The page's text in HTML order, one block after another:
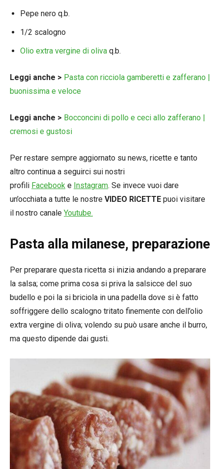
Pepe nero q.b.
1/2 scalogno
Olio extra vergine di oliva q.b.
Leggi anche > Pasta con ricciola gamberetti e zafferano |
buonissima e veloce
Leggi anche > Bocconcini di pollo e ceci allo zafferano |
cremosi e gustosi
Per restare sempre aggiornato su news, ricette e tanto
altro continua a seguirci sui nostri
profili Facebook e Instagram. Se invece vuoi dare
un’occhiata a tutte le nostre VIDEO RICETTE puoi visitare
il nostro canale Youtube.
Pasta alla milanese, preparazione
Per preparare questa ricetta si inizia andando a preparare
la salsa; come prima cosa si priva la salsicce del suo
budello e poi la si briciola in una padella dove si è fatto
soffriggere dello scalogno tritato finemente con dell’olio
extra vergine di oliva; volendo su può usare anche il burro,
ma questo dipende dai gusti.